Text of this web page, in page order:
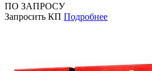
ПО ЗАПРОСУ
Запросить КП Подробнее